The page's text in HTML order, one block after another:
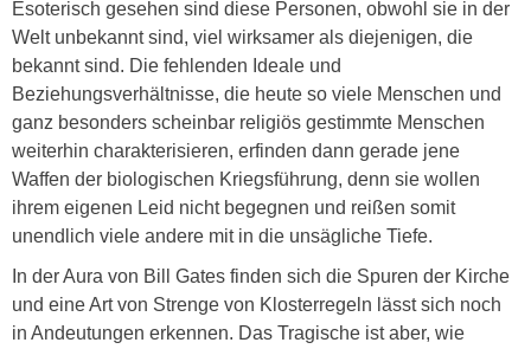
Esoterisch gesehen sind diese Personen, obwohl sie in der
Welt unbekannt sind, viel wirksamer als diejenigen, die
bekannt sind. Die fehlenden Ideale und
Beziehungsverhältnisse, die heute so viele Menschen und
ganz besonders scheinbar religiös gestimmte Menschen
weiterhin charakterisieren, erfinden dann gerade jene
Waffen der biologischen Kriegsführung, denn sie wollen
ihrem eigenen Leid nicht begegnen und reißen somit
unendlich viele andere mit in die unsägliche Tiefe.
In der Aura von Bill Gates finden sich die Spuren der Kirche
und eine Art von Strenge von Klosterregeln lässt sich noch
in Andeutungen erkennen. Das Tragische ist aber, wie